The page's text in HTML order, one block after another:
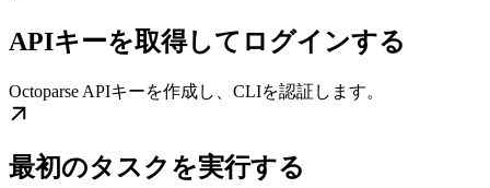
APIキーを取得してログインする
Octoparse APIキーを作成し、CLIを認証します。
最初のタスクを実行する